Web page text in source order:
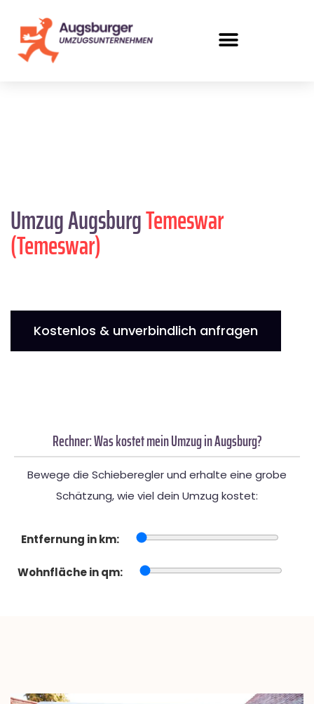
Umzug AugsburgTemeswar
(Temeswar)
Kostenlos & unverbindlich anfragen
Rechner: Was kostet mein Umzug in Augsburg?
Bewege die Schieberegler und erhalte eine grobe
Schätzung, wie viel dein Umzug kostet:
Entfernung in km:
Wohnfläche in qm: